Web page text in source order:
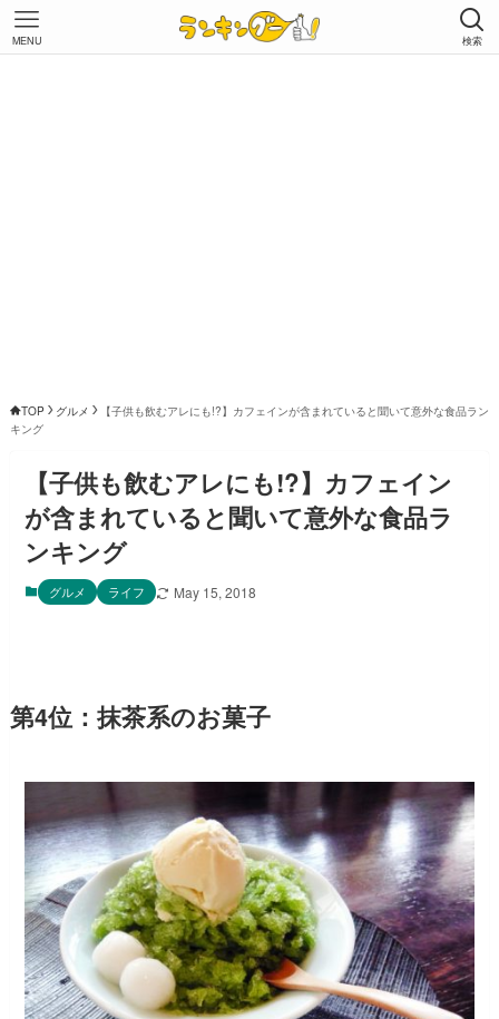
検索
MENU
TOP グルメ
【子供も飲むアレにも!?】カフェインが含まれていると聞いて意外な食品ラン
キング
【子供も飲むアレにも!?】カフェイン
が含まれていると聞いて意外な食品ラ
ンキング
グルメ ライフ May 15, 2018
第4位：抹茶系のお菓子